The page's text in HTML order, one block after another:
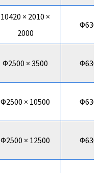
10420 × 2010 ×
2000
Φ630
Φ2500 × 3500 Φ630
Φ2500 × 10500 Φ630
Φ2500 × 12500 Φ630